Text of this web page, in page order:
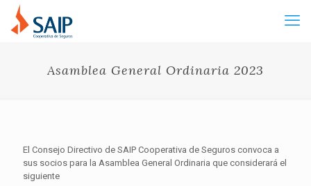
Asamblea General Ordinaria 2023
El Consejo Directivo de SAIP Cooperativa de Seguros convoca a
sus socios para la Asamblea General Ordinaria que considerará el
siguiente